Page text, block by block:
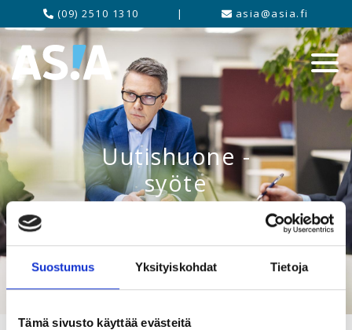
Suostumus Yksityiskohdat Tietoja
Tämä sivusto käyttää evästeitä
(09) 2510 1310 | asia@asia.fi
Uutishuone -
syöte